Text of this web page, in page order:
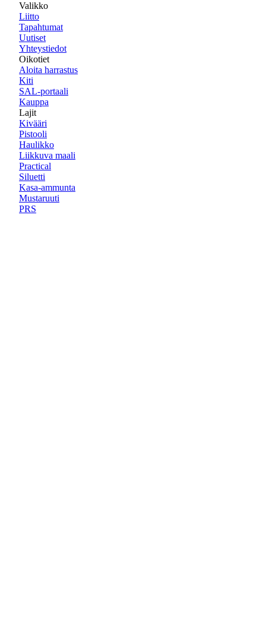
Valikko
Liitto
Tapahtumat
Uutiset
Yhteystiedot
Oikotiet
Aloita harrastus
Kiti
SAL-portaali
Kauppa
Lajit
Kivääri
Pistooli
Haulikko
Liikkuva maali
Practical
Siluetti
Kasa-ammunta
Mustaruuti
PRS